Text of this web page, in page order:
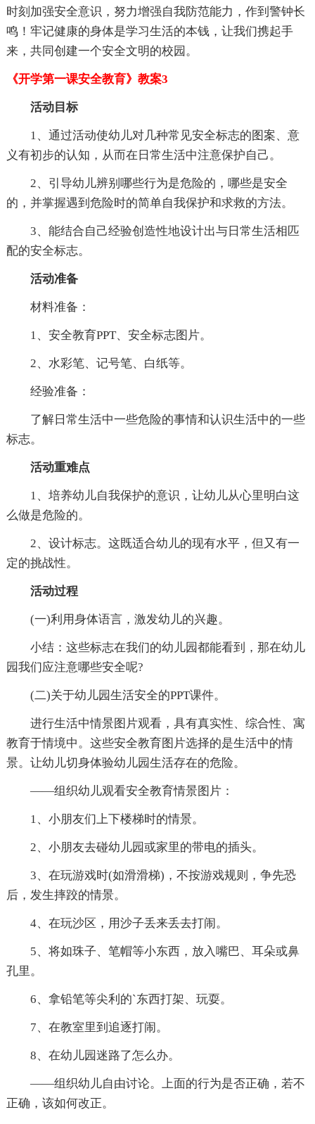
时刻加强安全意识，努力增强自我防范能力，作到警钟长
鸣！牢记健康的身体是学习生活的本钱，让我们携起手
来，共同创建一个安全文明的校园。
《开学第一课安全教育》教案3
活动目标
1、通过活动使幼儿对几种常见安全标志的图案、意
义有初步的认知，从而在日常生活中注意保护自己。
2、引导幼儿辨别哪些行为是危险的，哪些是安全
的，并掌握遇到危险时的简单自我保护和求救的方法。
3、能结合自己经验创造性地设计出与日常生活相匹
配的安全标志。
活动准备
材料准备：
1、安全教育PPT、安全标志图片。
2、水彩笔、记号笔、白纸等。
经验准备：
了解日常生活中一些危险的事情和认识生活中的一些
标志。
活动重难点
1、培养幼儿自我保护的意识，让幼儿从心里明白这
么做是危险的。
2、设计标志。这既适合幼儿的现有水平，但又有一
定的挑战性。
活动过程
(一)利用身体语言，激发幼儿的兴趣。
小结：这些标志在我们的幼儿园都能看到，那在幼儿
园我们应注意哪些安全呢?
(二)关于幼儿园生活安全的PPT课件。
进行生活中情景图片观看，具有真实性、综合性、寓
教育于情境中。这些安全教育图片选择的是生活中的情
景。让幼儿切身体验幼儿园生活存在的危险。
——组织幼儿观看安全教育情景图片：
1、小朋友们上下楼梯时的情景。
2、小朋友去碰幼儿园或家里的带电的插头。
3、在玩游戏时(如滑滑梯)，不按游戏规则，争先恐
后，发生摔跤的情景。
4、在玩沙区，用沙子丢来丢去打闹。
5、将如珠子、笔帽等小东西，放入嘴巴、耳朵或鼻
孔里。
6、拿铅笔等尖利的`东西打架、玩耍。
7、在教室里到追逐打闹。
8、在幼儿园迷路了怎么办。
——组织幼儿自由讨论。上面的行为是否正确，若不
正确，该如何改正。